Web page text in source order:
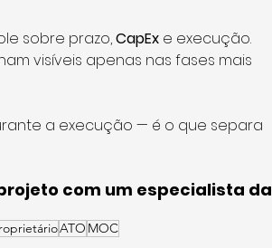
sobre prazo, CapEx e execução.
visíveis apenas nas fases mais
a execução — é o que separa
com um especialista da
ATO MOC